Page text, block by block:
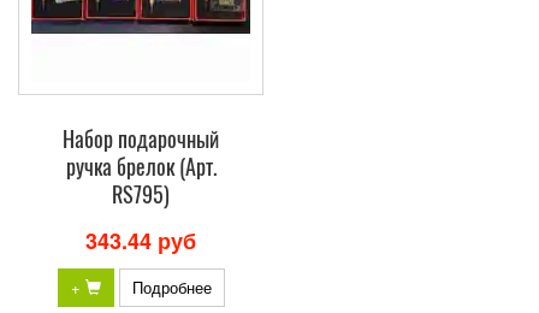
Набор подарочный
ручка брелок (Арт.
RS795)
343.44 руб
+ Подробнее